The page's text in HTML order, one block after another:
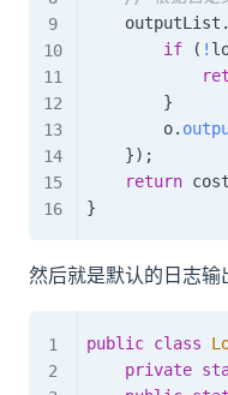
    outputList
.
if
( !
}
        o
.
}) ;
return cost
}
然后就是默认的日志输
public class
private